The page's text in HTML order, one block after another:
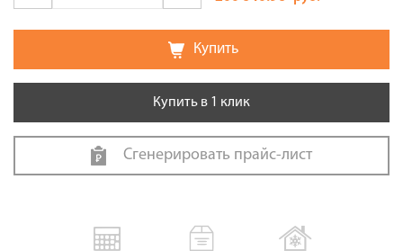
Купить
Купить в 1 клик
Сгенерировать прайс-лист